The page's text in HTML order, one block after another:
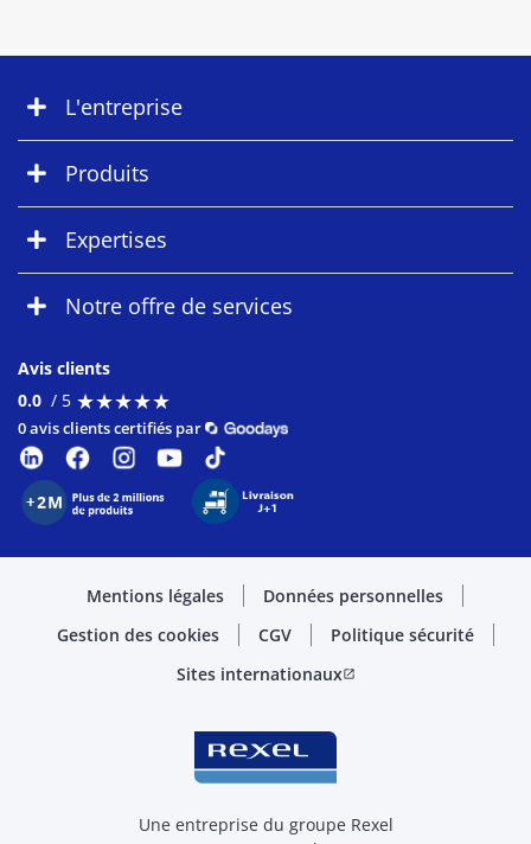
L'entreprise
Produits
Expertises
Notre offre de services
Avis clients
0.0 / 5 ★★★★★
★★★★★
0 avis clients certifiés par
Mentions légales
Données personnelles
Gestion des cookies
CGV
Politique sécurité
Sites internationauxopen_in_new
Une entreprise du groupe Rexel